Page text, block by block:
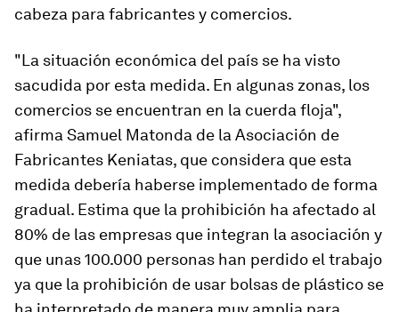
cabeza para fabricantes y comercios.
"La situación económica del país se ha visto
sacudida por esta medida. En algunas zonas, los
comercios se encuentran en la cuerda floja",
afirma Samuel Matonda de la Asociación de
Fabricantes Keniatas, que considera que esta
medida debería haberse implementado de forma
gradual. Estima que la prohibición ha afectado al
80% de las empresas que integran la asociación y
que unas 100.000 personas han perdido el trabajo
ya que la prohibición de usar bolsas de plástico se